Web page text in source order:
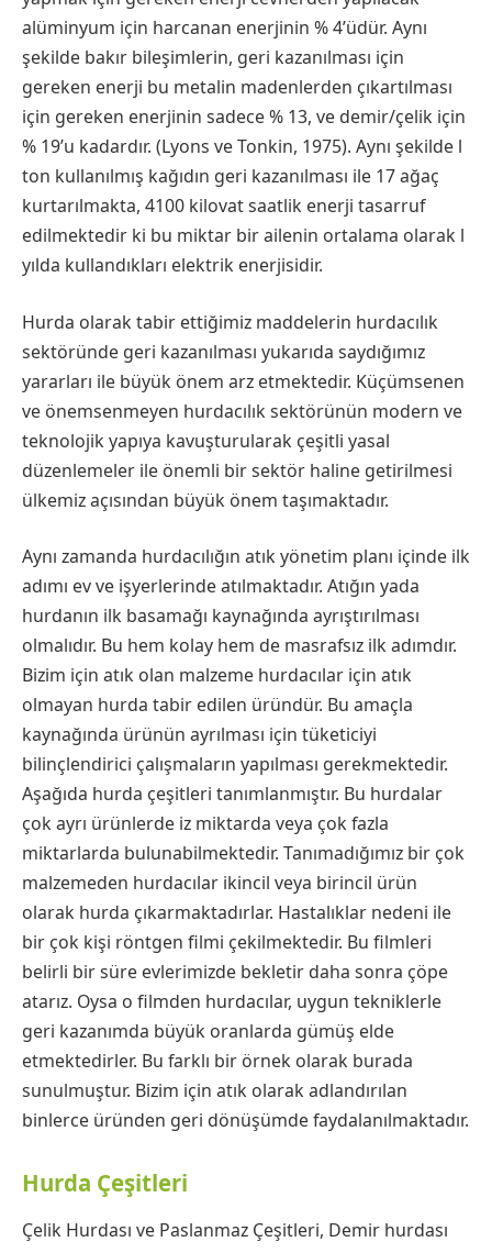
alüminyum için harcanan enerjinin % 4’üdür. Aynı
şekilde bakır bileşimlerin, geri kazanılması için
gereken enerji bu metalin madenlerden çıkartılması
için gereken enerjinin sadece % 13, ve demir/çelik için
% 19’u kadardır. (Lyons ve Tonkin, 1975). Aynı şekilde l
ton kullanılmış kağıdın geri kazanılması ile 17 ağaç
kurtarılmakta, 4100 kilovat saatlik enerji tasarruf
edilmektedir ki bu miktar bir ailenin ortalama olarak l
yılda kullandıkları elektrik enerjisidir.
Hurda olarak tabir ettiğimiz maddelerin hurdacılık
sektöründe geri kazanılması yukarıda saydığımız
yararları ile büyük önem arz etmektedir. Küçümsenen
ve önemsenmeyen hurdacılık sektörünün modern ve
teknolojik yapıya kavuşturularak çeşitli yasal
düzenlemeler ile önemli bir sektör haline getirilmesi
ülkemiz açısından büyük önem taşımaktadır.
Aynı zamanda hurdacılığın atık yönetim planı içinde ilk
adımı ev ve işyerlerinde atılmaktadır. Atığın yada
hurdanın ilk basamağı kaynağında ayrıştırılması
olmalıdır. Bu hem kolay hem de masrafsız ilk adımdır.
Bizim için atık olan malzeme hurdacılar için atık
olmayan hurda tabir edilen üründür. Bu amaçla
kaynağında ürünün ayrılması için tüketiciyi
bilinçlendirici çalışmaların yapılması gerekmektedir.
Aşağıda hurda çeşitleri tanımlanmıştır. Bu hurdalar
çok ayrı ürünlerde iz miktarda veya çok fazla
miktarlarda bulunabilmektedir. Tanımadığımız bir çok
malzemeden hurdacılar ikincil veya birincil ürün
olarak hurda çıkarmaktadırlar. Hastalıklar nedeni ile
bir çok kişi röntgen filmi çekilmektedir. Bu filmleri
belirli bir süre evlerimizde bekletir daha sonra çöpe
atarız. Oysa o filmden hurdacılar, uygun tekniklerle
geri kazanımda büyük oranlarda gümüş elde
etmektedirler. Bu farklı bir örnek olarak burada
sunulmuştur. Bizim için atık olarak adlandırılan
binlerce üründen geri dönüşümde faydalanılmaktadır.
Hurda Çeşitleri
Çelik Hurdası ve Paslanmaz Çeşitleri, Demir hurdası